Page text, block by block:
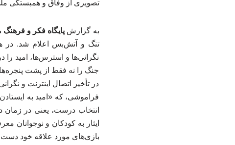
تصویری از وفاق و همبستگی
به گزارش پایگاه فکر و فرهنگ
تنگ و آتش‌بس اعلام شد. در
نگرانی‌ها و استرس‌ها، امید را
جنگ را نه فقط از پشت
در تأخیر اتصال اینترنت و
فراموشی، که «امید به
انتخاب درست، یعنی در زمان
ایثار به کودکان و نوجوانان
بازی‌های مورد علاقه خود دست